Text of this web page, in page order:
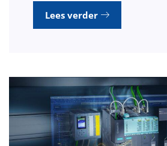
Lees verder